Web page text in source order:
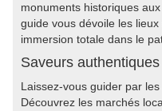
monuments historiques
guide vous dévoile les
immersion totale dans le
Saveurs authentiques
Laissez-vous guider par
Découvrez les marchés